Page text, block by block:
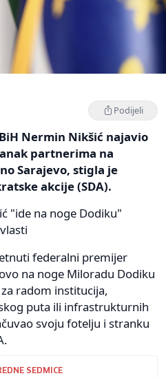
Podijeli
Nermin Nikšić najavio
partnerima na
Sarajevo, stigla je
akcije (SDA).
"ide na noge Dodiku"
federalni premijer
na noge Miloradu Dodiku
radom institucija,
puta ili infrastrukturnih
svoju fotelju i stranku
SEDMICE